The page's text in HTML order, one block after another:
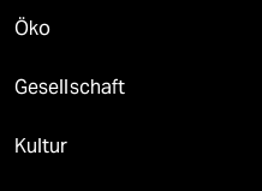
Öko
Gesellschaft
Kultur